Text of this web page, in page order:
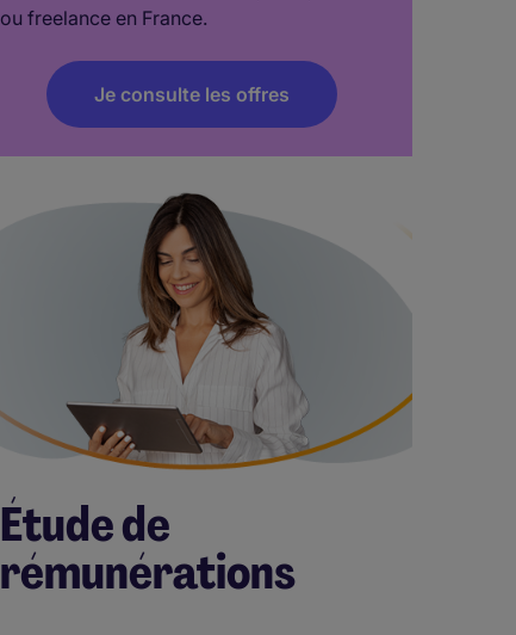
ou freelance en France.
Je consulte les offres
Étude de
rémunérations